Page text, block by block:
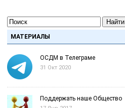
Найти
МАТЕРИАЛЫ
ОСДМ в Телеграме
31 Окт 2020
Поддержать наше Общество